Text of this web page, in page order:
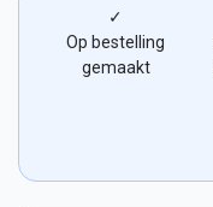
✓
Op bestelling
gemaakt